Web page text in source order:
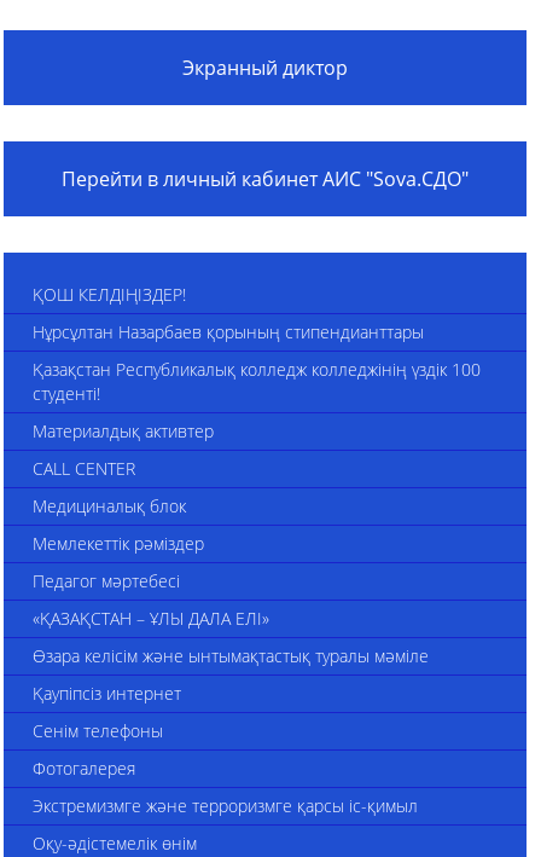
Экранный диктор
Перейти в личный кабинет АИС "Sova.СДО"
ҚОШ КЕЛДІҢІЗДЕР!
Нұрсұлтан Назарбаев қорының стипендианттары
Қазақстан Республикалық колледж колледжінің үздік 100
студенті!
Материалдық активтер
CALL CENTER
Медициналық блок
Мемлекеттік рәміздер
Педагог мәртебесі
«ҚАЗАҚСТАН – ҰЛЫ ДАЛА ЕЛІ»
Өзара келісім және ынтымақтастық туралы мәміле
Қаупіпсіз интернет
Сенім телефоны
Фотогалерея
Экстремизмге және терроризмге қарсы іс-қимыл
Оқу-әдістемелік өнім